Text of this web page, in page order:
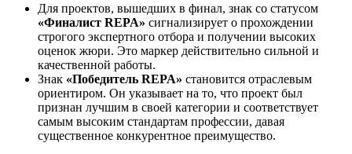
Для проектов, вышедших в финал, знак со статусом
«Финалист REPA» сигнализирует о прохождении
строгого экспертного отбора и получении высоких
оценок жюри. Это маркер действительно сильной и
качественной работы.
Знак «Победитель REPA» становится отраслевым
ориентиром. Он указывает на то, что проект был
признан лучшим в своей категории и соответствует
самым высоким стандартам профессии, давая
существенное конкурентное преимущество.